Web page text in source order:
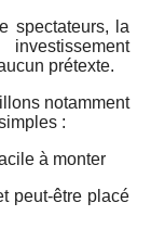
spectateurs, la
prétexte.
notamment
:
à monter
peut-être placé